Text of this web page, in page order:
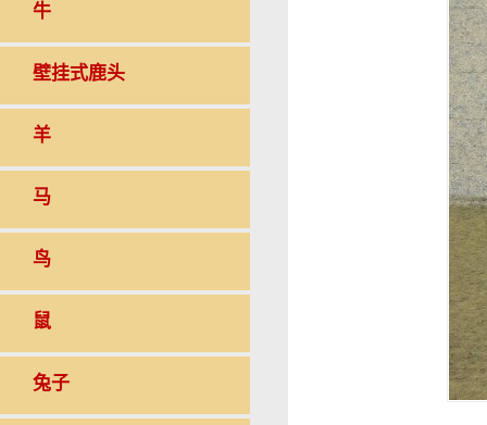
牛
壁挂式鹿头
羊
马
鸟
鼠
兔子